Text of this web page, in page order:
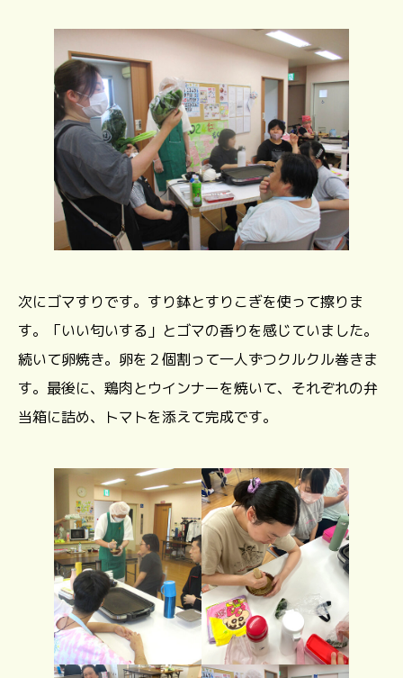
次にゴマすりです。すり鉢とすりこぎを使って擦りま
す。「いい匂いする」とゴマの香りを感じていました。
続いて卵焼き。卵を２個割って一人ずつクルクル巻きま
す。最後に、鶏肉とウインナーを焼いて、それぞれの弁
当箱に詰め、トマトを添えて完成です。